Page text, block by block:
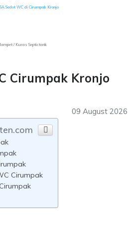
Sedot WC di Cirumpak Kronjo
/ Kuras Septictank
Cirumpak Kronjo
09 August 2026
Cirumpak